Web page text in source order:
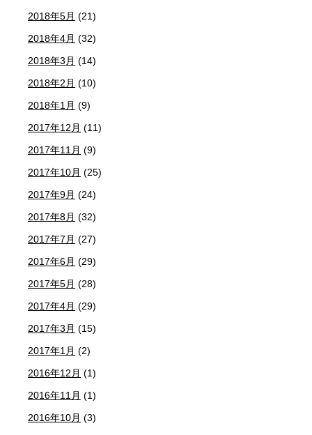
2018年5月 (21)
2018年4月 (32)
2018年3月 (14)
2018年2月 (10)
2018年1月 (9)
2017年12月 (11)
2017年11月 (9)
2017年10月 (25)
2017年9月 (24)
2017年8月 (32)
2017年7月 (27)
2017年6月 (29)
2017年5月 (28)
2017年4月 (29)
2017年3月 (15)
2017年1月 (2)
2016年12月 (1)
2016年11月 (1)
2016年10月 (3)